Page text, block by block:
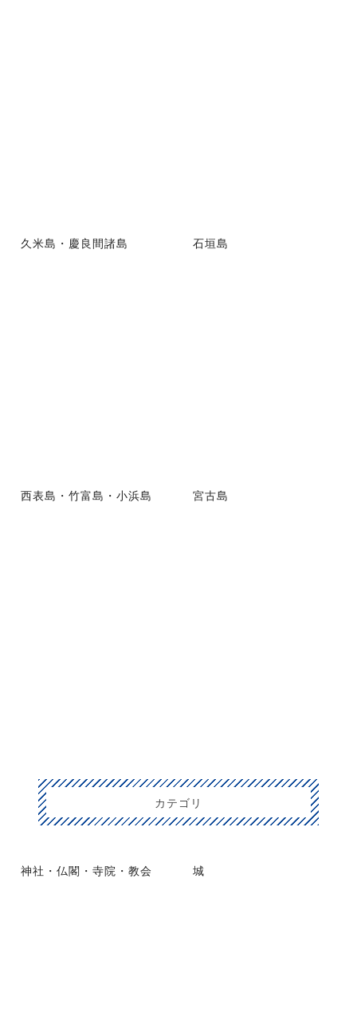
久米島・慶良間諸島 石垣島
西表島・竹富島・小浜島 宮古島
カテゴリ
神社・仏閣・寺院・教会 城